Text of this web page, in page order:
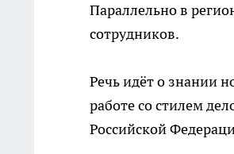
Параллельно в
сотрудников.
Речь идёт о знании
работе со стилем
Российской